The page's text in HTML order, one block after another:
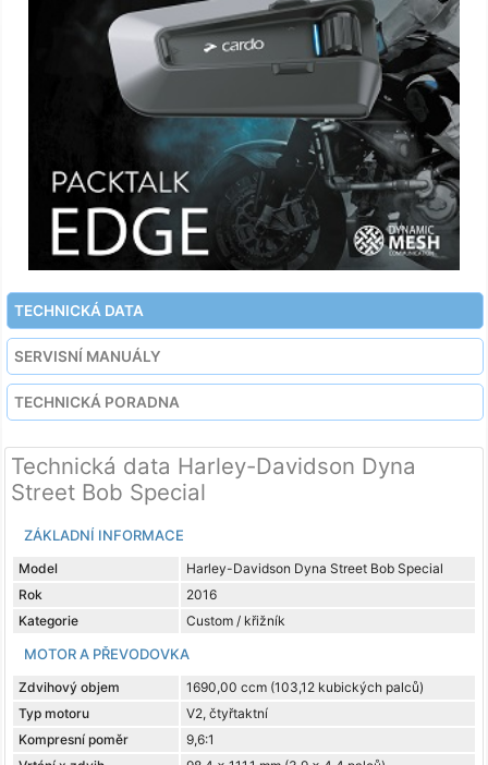
TECHNICKÁ DATA
SERVISNÍ MANUÁLY
TECHNICKÁ PORADNA
Technická data Harley-Davidson Dyna
Street Bob Special
ZÁKLADNÍ INFORMACE
Model
Harley-Davidson Dyna Street Bob Special
Rok
2016
Kategorie
Custom / křižník
MOTOR A PŘEVODOVKA
Zdvihový objem
1690,00 ccm (103,12 kubických palců)
Typ motoru
V2, čtyřtaktní
Kompresní poměr
9,6:1